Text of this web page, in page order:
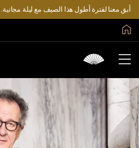
أبق معنا لفترة أطول هذا الصيف مع ليلة مجانية.